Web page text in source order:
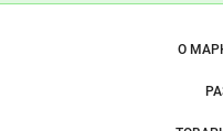
Важные разделы
Навигация по сайту
О